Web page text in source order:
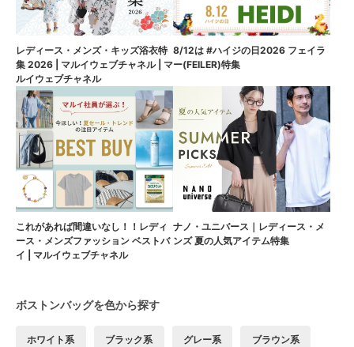
レディース・メンズ・キッズ浴衣特
集 2026 | マルイウェブチャネル | マ
ルイウェブチャネル
8/12は #ハイジの日2026 フェイラ
ー(FEILER)特集
これがあれば間違いなし！！レディ
ース・メンズファッション ベストバ
イ | マルイウェブチャネル
ナノ・ユニバース｜レディース・メ
ンズ 夏の人気アイテム特集
ボストンバッグを色から探す
ホワイト系 ブラック系 グレー系 ブラウン系